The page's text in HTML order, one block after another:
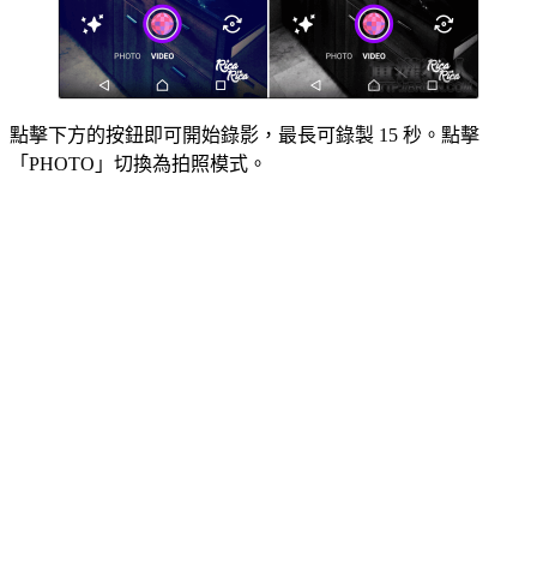
點擊下方的按鈕即可開始錄影，最長可錄製 15 秒。點擊
「PHOTO」切換為拍照模式。